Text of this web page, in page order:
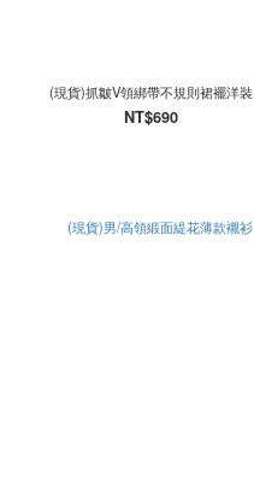
(現貨)抓皺V領綁帶不規則裙襬洋裝
NT$690